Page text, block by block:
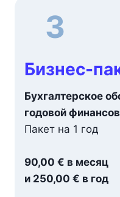
3
Бизнес-
Бухгалтерское
годовой
Пакет на 1 год
90,00 € в месяц
и 250,00 € в год